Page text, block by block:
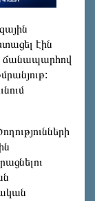
էին
ճանապարհով